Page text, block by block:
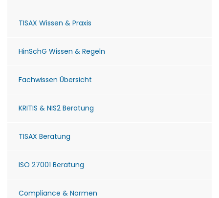
TISAX Wissen & Praxis
HinSchG Wissen & Regeln
Fachwissen Übersicht
KRITIS & NIS2 Beratung
TISAX Beratung
ISO 27001 Beratung
Compliance & Normen